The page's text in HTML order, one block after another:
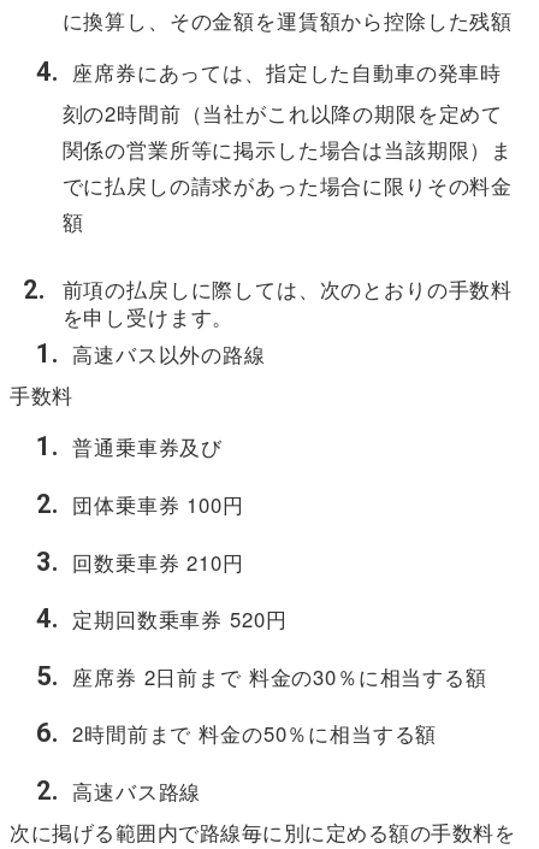
に換算し、その金額を運賃額から控除した残額
座席券にあっては、指定した自動車の発車時
刻の2時間前（当社がこれ以降の期限を定めて
関係の営業所等に掲示した場合は当該期限）ま
でに払戻しの請求があった場合に限りその料金
額
前項の払戻しに際しては、次のとおりの手数料
を申し受けます。
高速バス以外の路線
手数料
普通乗車券及び
団体乗車券 100円
回数乗車券 210円
定期回数乗車券 520円
座席券 2日前まで 料金の30％に相当する額
2時間前まで 料金の50％に相当する額
高速バス路線
次に掲げる範囲内で路線毎に別に定める額の手数料を